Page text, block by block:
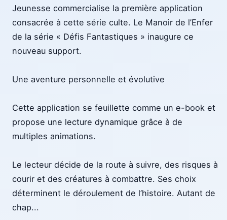
Jeunesse commercialise la première application
consacrée à cette série culte. Le Manoir de l’Enfer
de la série « Défis Fantastiques » inaugure ce
nouveau support.
Une aventure personnelle et évolutive
Cette application se feuillette comme un e-book et
propose une lecture dynamique grâce à de
multiples animations.
Le lecteur décide de la route à suivre, des risques à
courir et des créatures à combattre. Ses choix
déterminent le déroulement de l’histoire. Autant de
chap...